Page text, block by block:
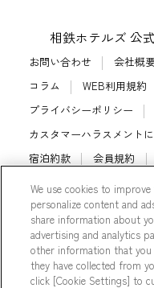
相鉄ホテルズ 公
お問い合わせ 会社概
コラム
WEB利用規約
プライバシーポリシー
カスタマーハラスメント
宿泊約款
会員規約
相鉄ホテルズ パートナー
Cookie Settings
© Sotetsu
We use cookies to
personalize content and
share information about
advertising and analytics
other information that
they have collected from
click [Cookie Settings] to